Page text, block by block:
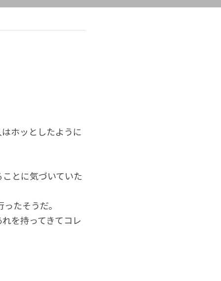
ホッとしたように
とに気づいていた
たそうだ。
を持ってきてコレ